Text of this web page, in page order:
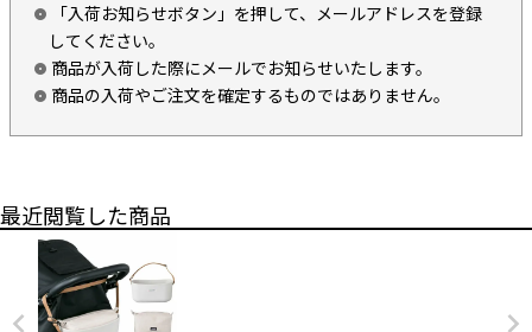
「入荷お知らせボタン」を押して、メールアドレスを登録
してください。
商品が入荷した際にメールでお知らせいたします。
商品の入荷やご注文を確定するものではありません。
最近閲覧した商品